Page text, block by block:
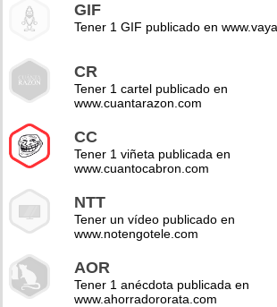
GIF
Tener 1 GIF publicado en
CR
Tener 1 cartel publicado en
www.cuantarazon.com
CC
Tener 1 viñeta publicada en
www.cuantocabron.com
NTT
Tener un vídeo publicado en
www.notengotele.com
AOR
Tener 1 anécdota publicada en
www.ahorradororata.com